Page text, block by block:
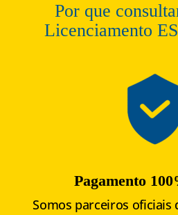
Por que
Licenciamento
Pagamento
Somos parceiros oficiais